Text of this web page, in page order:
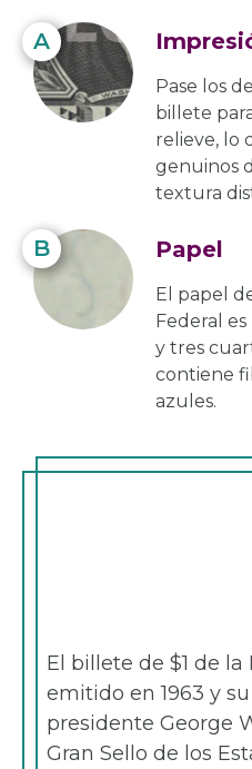
A
Pase los
billete
relieve, lo
genuinos
textura
B Papel
El papel
Federal
y tres
contiene
azules.
El billete de $1 de la
emitido en 1963 y
presidente George
Gran Sello de los